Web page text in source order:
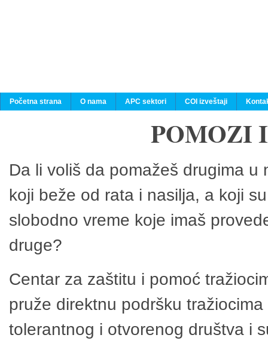
Početna strana O nama APC sektori COI izveštaji
POMOZI
Da li voliš da pomažeš drugima
koji beže od rata i nasilja, a koji
slobodno vreme koje imaš
druge?
Centar za zaštitu i pomoć
pruže direktnu podršku
tolerantnog i otvorenog društva i